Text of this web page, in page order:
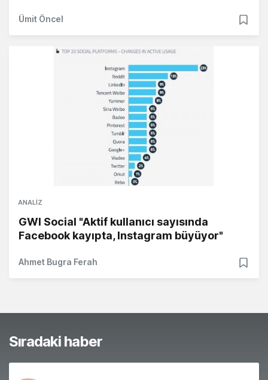
Ümit Öncel
ANALIZ
GWI Social "Aktif kullanıcı sayısında
Facebook kayıpta, Instagram büyüyor"
Ahmet Bugra Ferah
Sıradaki haber